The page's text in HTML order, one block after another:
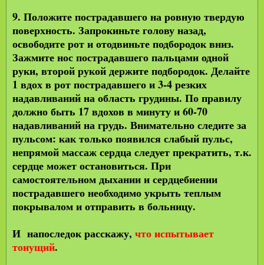
9. Положите пострадавшего на ровную твердую
поверхность. Запрокиньте голову назад,
освободите рот и отодвиньте подбородок вниз.
Зажмите нос пострадавшего пальцами одной
руки, второй рукой держите подбородок. Делайте
1 вдох в рот пострадавшего и 3-4 резких
надавливаний на область грудины. По правилу
должно быть 17 вдохов в минуту и 60-70
надавливаний на грудь. Внимательно следите за
пульсом: как только появился слабый пульс,
непрямой массаж сердца следует прекратить, т.к.
сердце может остановиться. При
самостоятельном дыхании и сердцебиении
пострадавшего необходимо укрыть теплым
покрывалом и отправить в больницу.
И напоследок расскажу, что испытывает
тонущий.